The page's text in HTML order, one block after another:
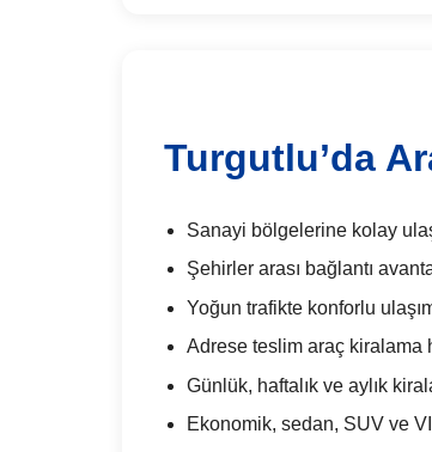
Turgutlu’da
Sanayi bölgelerine kolay
Şehirler arası bağlantı
Yoğun trafikte konforlu
Adrese teslim araç kiralama
Günlük, haftalık ve aylık
Ekonomik, sedan, SUV ve